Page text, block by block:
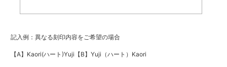
記入例：異なる刻印内容をご希望の場合
【A】Kaori(ハート)Yuji【B】Yuji（ハート）Kaori